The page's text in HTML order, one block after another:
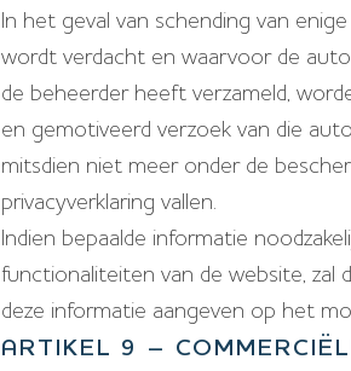
In het geval van schending van
wordt verdacht en waarvoor de
de beheerder heeft verzameld,
en gemotiveerd verzoek van die
mitsdien niet meer onder de
privacyverklaring vallen.
Indien bepaalde informatie
functionaliteiten van de website, zal
deze informatie aangeven op het
ARTIKEL 9 –